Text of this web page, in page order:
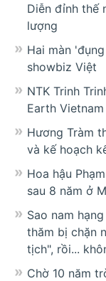
Diễn đỉnh thế
lượng
Hai màn
showbiz Việt
NTK Trinh
Earth Vietnam
Hương Tràm
và kế hoạch
Hoa hậu
sau 8 năm ở
Sao nam
thăm bị chặn
tịch", rồi...
Chờ 10 năm